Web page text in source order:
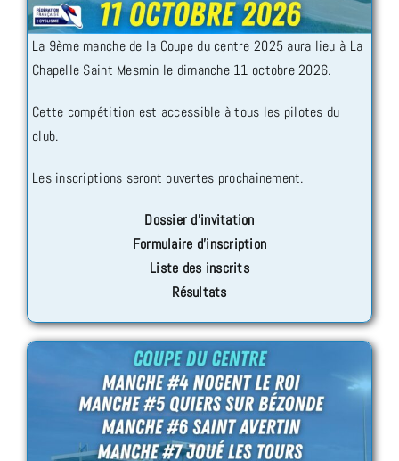
La 9ème manche de la Coupe du centre 2025 aura lieu à La
Chapelle Saint Mesmin le dimanche 11 octobre 2026.
Cette compétition est accessible à tous les pilotes du
club.
Les inscriptions seront ouvertes prochainement.
Dossier d’invitation
Formulaire d’inscription
Liste des inscrits
Résultats